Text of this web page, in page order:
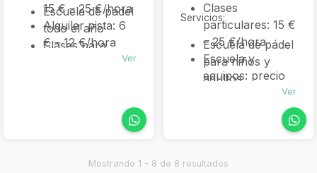
15 € – 25 €/hora
Alquiler pista: 6
€ – 12 €/hora
Escuela de pádel
todo el año
Clases para
todos los niveles
Alquiler de pistas
Torneos y ligas
Ver
Clases
particulares: 15 €
– 25 €/hora
Escuela y
equipos: precio
Servicios:
Escuela de pádel
para niños y
adultos
iniciación, nivel
Entrenadores
Ver
Mostrando 1 - 8 de 8 resultados